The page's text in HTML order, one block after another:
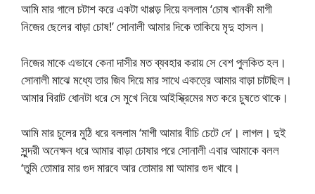
আমি মার গালে চটাশ করে একটা থাপ্পড় দিয়ে বললাম ‘চোষ খানকী মাগী
নিজের ছেলের বাড়া চোষ!’ সোনালী আমার দিকে তাকিয়ে মৃদু হাসল।
নিজের মাকে এভাবে কেনা দাসীর মত ব্যবহার করায় সে বেশ পুলকিত হল।
সোনালী মাঝে মধ্যে তার জিব দিয়ে মার সাথে একত্রে আমার বাড়া চাটছিল।
আমার বিরাট ধোনটা ধরে সে মুখে নিয়ে আইস্ক্রিমের মত করে চুষতে থাকে।
আমি মার চুলের মুঠি ধরে বললাম ‘মাগী আমার বীচি চেটে দে’। লাগল। দুই
সুন্দরী অনেক্ষন ধরে আমার বাড়া চোষার পরে সোনালী এবার আমাকে বলল
‘তুমি তোমার মার গুদ মারবে আর তোমার মা আমার গুদ খাবে।